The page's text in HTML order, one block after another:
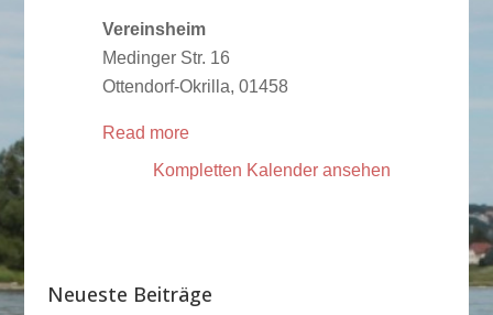
Vereinsheim
Medinger Str. 16
Ottendorf-Okrilla, 01458
Read more
Kompletten Kalender ansehen
Neueste Beiträge